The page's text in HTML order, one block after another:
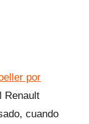
por
Renault
cuando